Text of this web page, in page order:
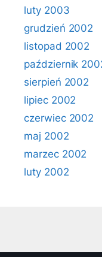
luty 2003
grudzień 2002
listopad 2002
październik
sierpień 2002
lipiec 2002
czerwiec 2002
maj 2002
marzec 2002
luty 2002